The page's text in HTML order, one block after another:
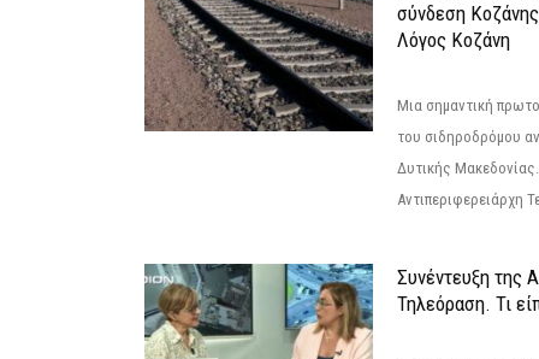
σύνδεση
Λόγος Κοζάνη
Μια σημαντική
του σιδηροδρόμου
Δυτικής
Αντιπεριφερειάρχη
Συνέντευξη της
Τηλεόραση. Τι